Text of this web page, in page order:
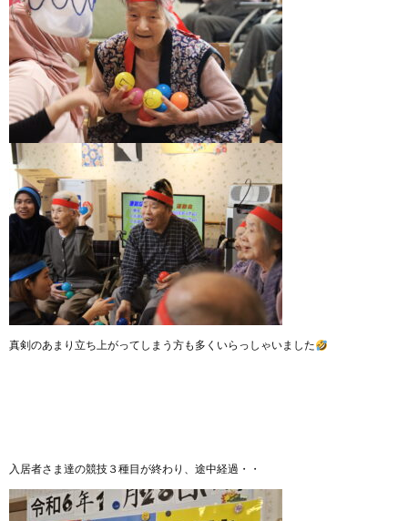
真剣のあまり立ち上がってしまう方も多くいらっしゃいました
入居者さま達の競技３種目が終わり、途中経過・・